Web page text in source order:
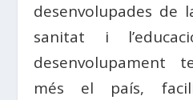
desenvolupades de
sanitat i
desenvolupament
més el país,